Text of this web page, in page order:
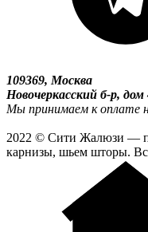
109369, Москва
Новочеркасский б-р, дом
Мы принимаем к оплате
2022 © Сити Жалюзи —
карнизы, шьем шторы.